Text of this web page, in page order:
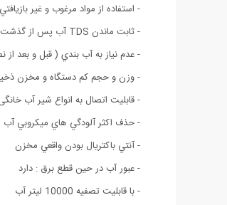
- استفاده از مواد مرغوب و غير
- ثابت ماندن TDS آب پس از گذشت چند هفته يا چند ماه
- عدم نياز به آب بندي ( قبل و بعد
- وزن و حجم كم دستگاه و مخزن
- قابلیت اتصال به انواع شیر آب
- حذف اكثر آلودگي هاي ميكروبي آب
- آنتي باكتريال بودن واقعي مخزن
- عبور آب در حین قطع برق : دارد
- با قابلیت تصفیه 10000 لیتر آب